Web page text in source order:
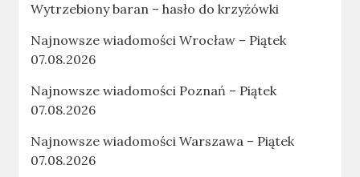
Wytrzebiony baran – hasło do krzyżówki
Najnowsze wiadomości Wrocław – Piątek
07.08.2026
Najnowsze wiadomości Poznań – Piątek
07.08.2026
Najnowsze wiadomości Warszawa – Piątek
07.08.2026